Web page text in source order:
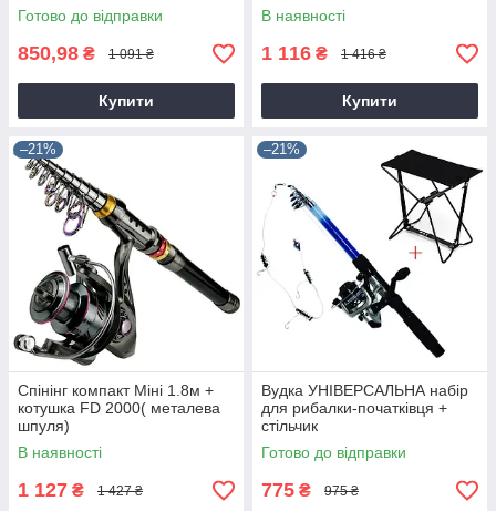
Готово до відправки
850,98 ₴ 1 091 ₴
Купити
В наявності
1 116 ₴ 1 416 ₴
Купити
–21%
Спінінг компакт Міні 1.8м +
котушка FD 2000( металева
шпуля)
В наявності
1 127 ₴ 1 427 ₴
–21%
Вудка УНІВЕРСАЛЬНА набір
для рибалки-початківця +
стільчик
Готово до відправки
775 ₴ 975 ₴